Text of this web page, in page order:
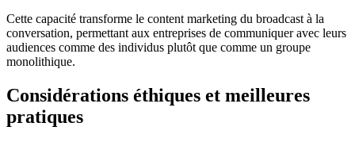
Cette capacité transforme le content marketing du broadcast à la
conversation, permettant aux entreprises de communiquer avec leurs
audiences comme des individus plutôt que comme un groupe
monolithique.
Considérations éthiques et meilleures
pratiques